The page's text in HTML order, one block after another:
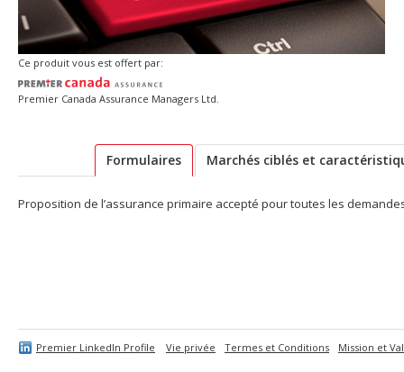
Ce produit vous est offert par:
Premier Canada Assurance Managers Ltd.
Formulaires Marchés ciblés et
Proposition de l’assurance primaire accepté pour toutes les
Premier LinkedIn Profile Vie privée Termes et Conditions Mission et